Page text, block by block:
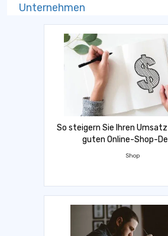
Unternehmen
So steigern Sie Ihren
guten Online-Shop-
Shop